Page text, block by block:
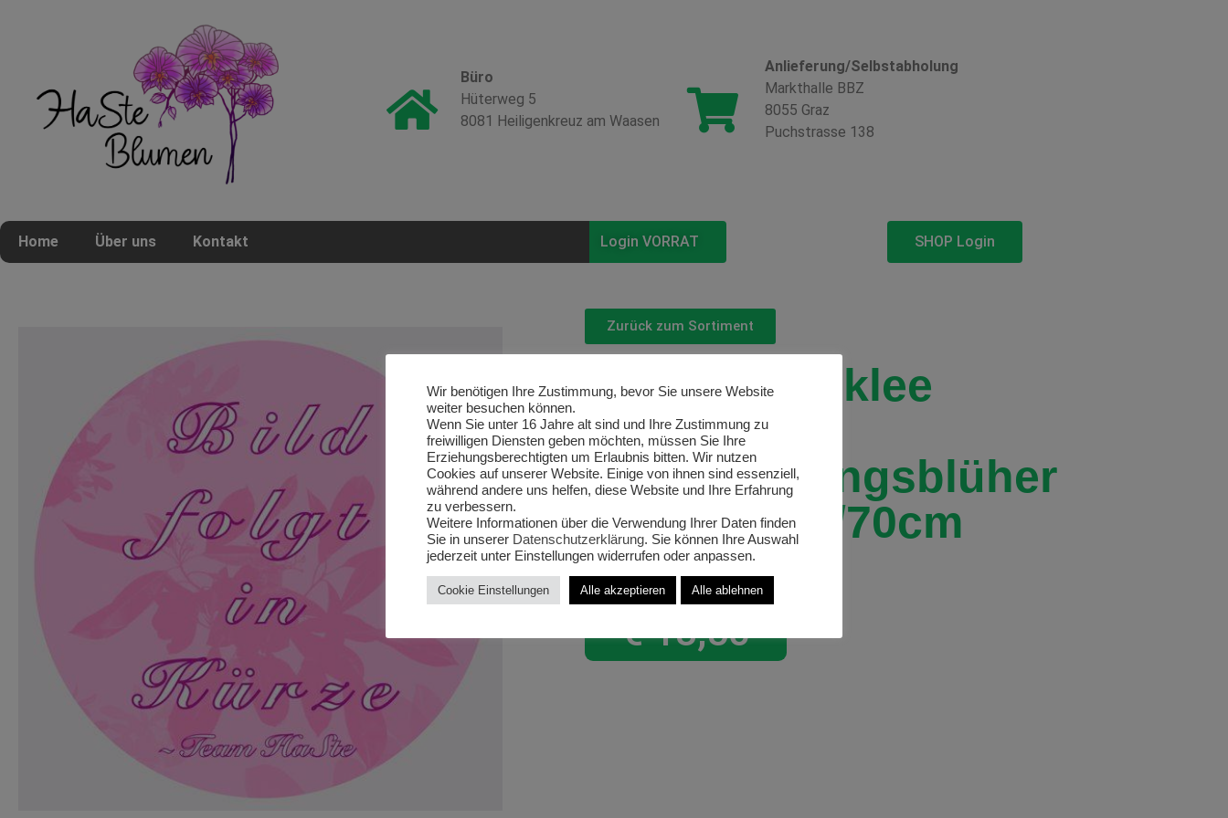
Büro
Hüterweg 5
8081 Heiligenkreuz am Waasen
Anlieferung/Selbstabholung
Markthalle BBZ
8055 Graz
Puchstrasse 138
Home Über uns Kontakt Login VORRAT SHOP Login
Zurück zum Sortiment
Lotus ‚Hornklee
Stamm‘
Schmetterlingsblüher
Sonnig T19/70cm
€13,50
Wir benötigen Ihre Zustimmung, bevor Sie unsere Website
weiter besuchen können.
Wenn Sie unter 16 Jahre alt sind und Ihre Zustimmung zu
freiwilligen Diensten geben möchten, müssen Sie Ihre
Erziehungsberechtigten um Erlaubnis bitten. Wir nutzen
Cookies auf unserer Website. Einige von ihnen sind essenziell,
während andere uns helfen, diese Website und Ihre Erfahrung
zu verbessern.
Weitere Informationen über die Verwendung Ihrer Daten finden
Sie in unserer Datenschutzerklärung. Sie können Ihre Auswahl
jederzeit unter Einstellungen widerrufen oder anpassen.
Cookie Einstellungen Alle akzeptieren Alle ablehnen